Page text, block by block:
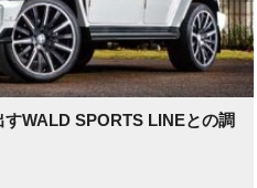
WALD SPORTS LINEとの調